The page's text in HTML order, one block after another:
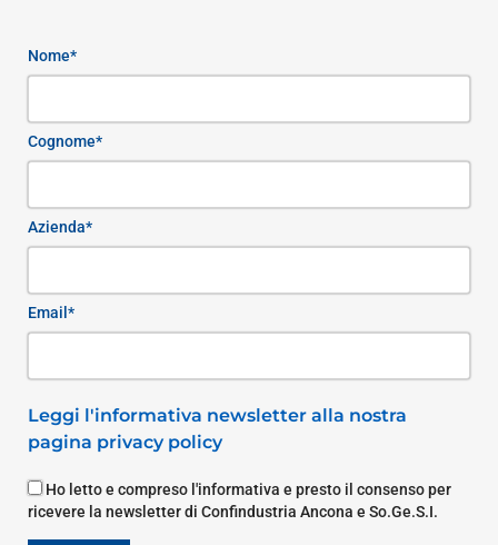
Nome*
Cognome*
Azienda*
Email*
Leggi l'informativa newsletter alla nostra
pagina privacy policy
Ho letto e compreso l'informativa e presto il consenso per
ricevere la newsletter di Confindustria Ancona e So.Ge.S.I.